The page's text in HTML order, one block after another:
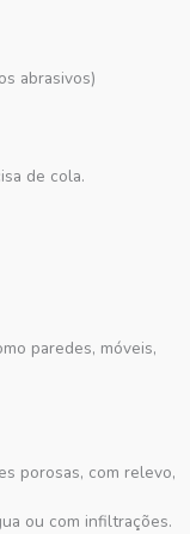
abrasivos)
de cola.
paredes, móveis,
porosas, com relevo,
ou com infiltrações.